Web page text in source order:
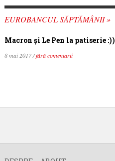
EUROBANCUL SĂPTĂMÂNII »
Macron şi Le Pen la patiserie :))
8 mai 2017 /fără comentarii